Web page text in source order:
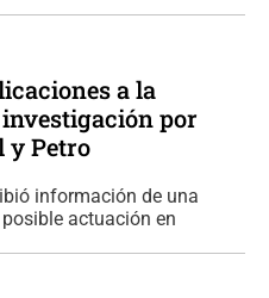
a la
por
y Petro
información de una
actuación en